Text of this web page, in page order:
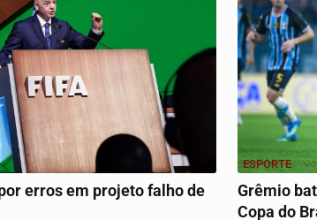
erros em projeto falho de
ESPORTE
Grêmio
Copa do